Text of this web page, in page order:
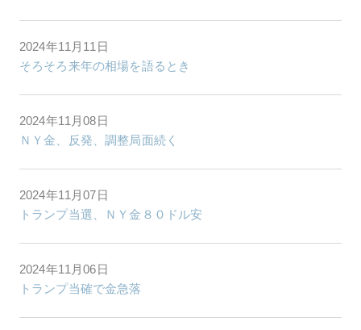
2024年11月11日
そろそろ来年の相場を語るとき
2024年11月08日
ＮＹ金、反発、調整局面続く
2024年11月07日
トランプ当選、ＮＹ金８０ドル安
2024年11月06日
トランプ当確で金急落